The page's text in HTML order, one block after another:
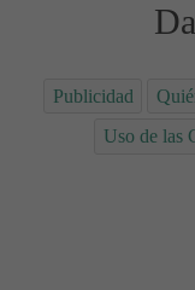
Publicidad
Uso de las